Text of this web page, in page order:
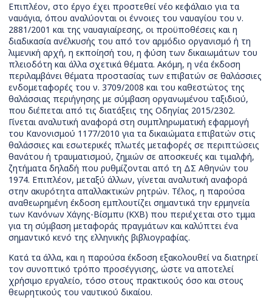
Επιπλέον, στο έργο έχει προστεθεί νέο κεφάλαιο για τα
ναυάγια, όπου αναλύονται οι έννοιες του ναυαγίου του ν.
2881/2001 και της ναυαγιαίρεσης, οι προϋποθέσεις και η
διαδικασία ανέλκυσής του από τον αρμόδιο οργανισμό ή τη
λιμενική αρχή, η εκποίησή του, η φύση των δικαιωμάτων του
πλειοδότη και άλλα σχετικά θέματα. Ακόμη, η νέα έκδοση
περιλαμβάνει θέματα προστασίας των επιβατών σε θαλάσσιες
ενδομεταφορές του ν. 3709/2008 και του καθεστώτος της
θαλάσσιας περιήγησης με σύμβαση οργανωμένου ταξιδιού,
που διέπεται από τις διατάξεις της Οδηγίας 2015/2302.
Γίνεται αναλυτική αναφορά στη συμπληρωματική εφαρμογή
του Κανονισμού 1177/2010 για τα δικαιώματα επιβατών στις
θαλάσσιες και εσωτερικές πλωτές μεταφορές σε περιπτώσεις
θανάτου ή τραυματισμού, ζημιών σε αποσκευές και τιμαλφή,
ζητήματα δηλαδή που ρυθμίζονται από τη ΔΣ Αθηνών του
1974. Επιπλέον, μεταξύ άλλων, γίνεται αναλυτική αναφορά
στην ακυρότητα απαλλακτικών ρητρών. Τέλος, η παρούσα
αναθεωρημένη έκδοση εμπλουτίζει σημαντικά την ερμηνεία
των Κανόνων Χάγης-Βίσμπυ (ΚΧΒ) που περιέχεται στο τμμα
για τη σύμβαση μεταφοράς πραγμάτων και καλύπτει ένα
σημαντικό κενό της ελληνικής βιβλιογραφίας.
Κατά τα άλλα, και η παρούσα έκδοση εξακολουθεί να διατηρεί
τον συνοπτικό τρόπο προσέγγισης, ώστε να αποτελεί
χρήσιμο εργαλείο, τόσο στους πρακτικούς όσο και στους
θεωρητικούς του ναυτικού δικαίου.